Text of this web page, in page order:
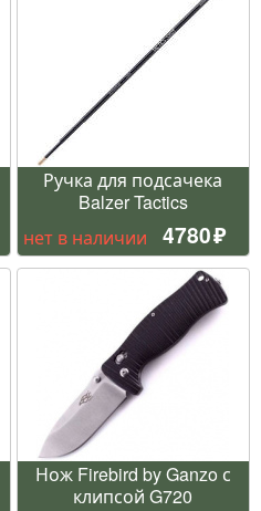
Ручка для подсачека
Balzer Tactics
нет в наличии
4780
Нож Firebird by Ganzo с
клипсой G720